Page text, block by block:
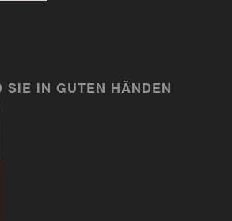
SIE IN GUTEN HÄNDEN